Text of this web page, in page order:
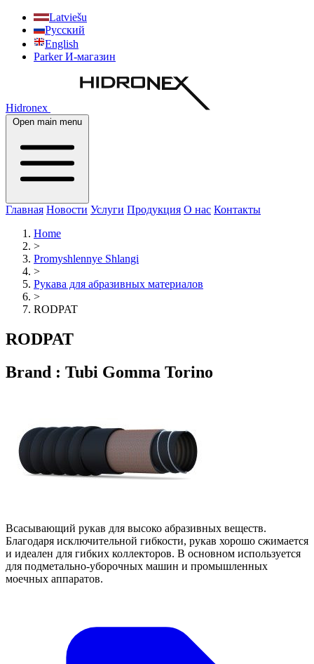
Latviešu
Русский
English
Parker И-магазин
Hidronex
Open main menu
Главная Новости Услуги Продукция О нас Контакты
Home
>
Promyshlennye Shlangi
>
Рукава для абразивных материалов
>
RODPAT
RODPAT
Brand : Tubi Gomma Torino
Всасывающий рукав для высоко абразивных веществ.
Благодаря исключительной гибкости, рукав хорошо сжимается
и идеален для гибких коллекторов. В основном используется
для подметально-уборочных машин и промышленных
моечных аппаратов.